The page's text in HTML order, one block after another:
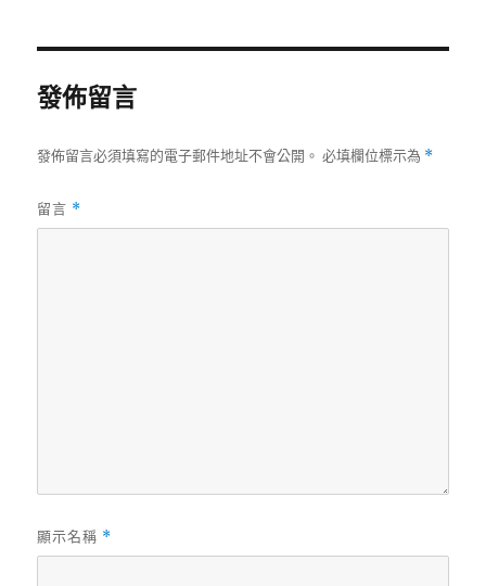
發佈留言
發佈留言必須填寫的電子郵件地址不會公開。 必填欄位標示為 *
留言 *
顯示名稱 *